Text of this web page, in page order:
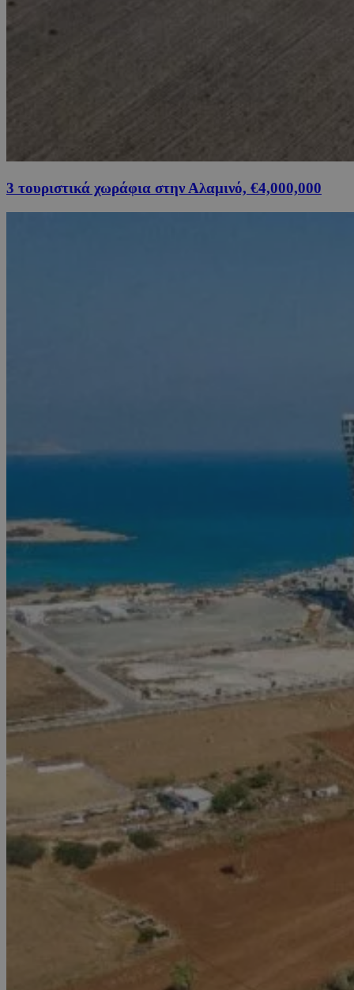
3 τουριστικά χωράφια στην Αλαμινό, €4,000,000